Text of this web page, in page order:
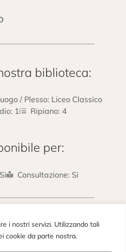
i nostri servizi. Utilizzando tali
cookie da parte nostra.
biblioteca:
/ Plesso: Liceo Classico
1
Ripiano: 4
per:
Consultazione: Si
Odissea – Libro IV